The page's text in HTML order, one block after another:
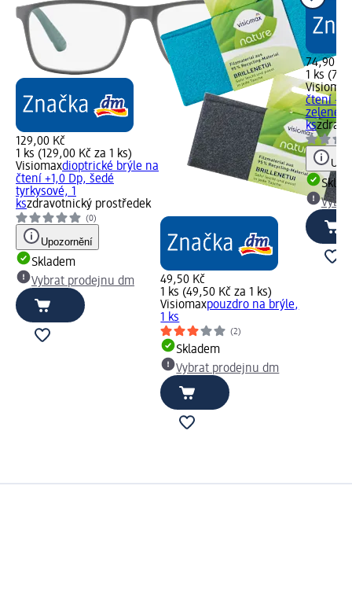
129,00 Kč
1 ks (129,00 Kč za 1 ks)
Visiomaxdioptrické brýle na
čtení +1,0 Dp, šedé
tyrkysové, 1
kszdravotnický prostředek
(0)
Upozornění
Skladem
Vybrat prodejnu dm
49,50 Kč
1 ks (49,50 Kč za 1 ks)
Visiomaxpouzdro na brýle,
1 ks
(2)
Skladem
Vybrat prodejnu dm
74,90 Kč
1 ks
Visiomax
čtení
ks